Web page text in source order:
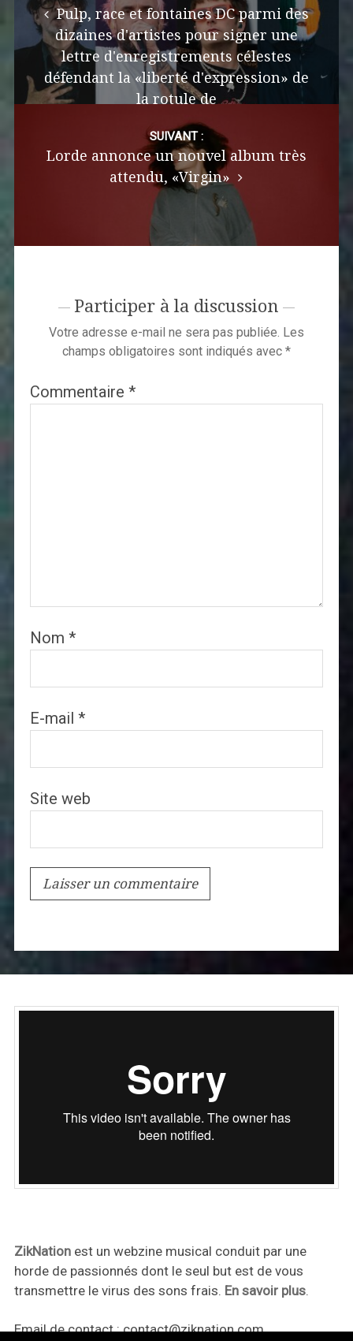
Pulp, race et fontaines DC parmi des
dizaines d'artistes pour signer une
lettre d'enregistrements célestes
défendant la «liberté d'expression» de
la rotule de
SUIVANT :
Lorde annonce un nouvel album très
attendu, «Virgin»
Participer à la discussion
Votre adresse e-mail ne sera pas publiée. Les
champs obligatoires sont indiqués avec *
Commentaire *
Nom *
E-mail *
Site web
ZikNationest un webzine musical conduit par une
horde de passionnés dont le seul but est de vous
transmettre le virus des sons frais. En savoir plus.
Email de contact :contact@ziknation.com